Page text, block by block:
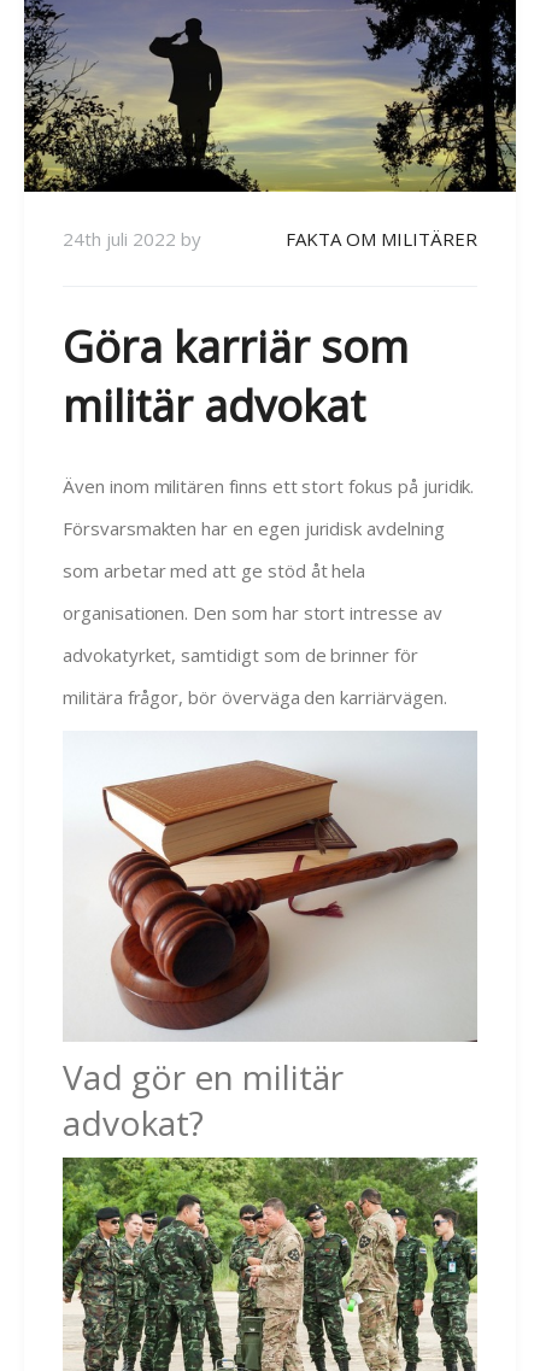
24th juli 2022 by FAKTA OM MILITÄRER
Göra karriär som
militär advokat
Även inom militären finns ett stort fokus på juridik.
Försvarsmakten har en egen juridisk avdelning
som arbetar med att ge stöd åt hela
organisationen. Den som har stort intresse av
advokatyrket, samtidigt som de brinner för
militära frågor, bör överväga den karriärvägen.
Vad gör en militär
advokat?